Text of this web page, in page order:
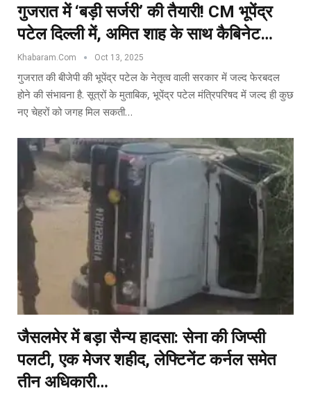
गुजरात में ‘बड़ी सर्जरी’ की तैयारी! CM भूपेंद्र
पटेल दिल्ली में, अमित शाह के साथ कैबिनेट…
Khabaram.Com Oct 13, 2025
गुजरात की बीजेपी की भूपेंद्र पटेल के नेतृत्व वाली सरकार में जल्द फेरबदल
होने की संभावना है. सूत्रों के मुताबिक, भूपेंद्र पटेल मंत्रिपरिषद में जल्द ही कुछ
नए चेहरों को जगह मिल सकती…
जैसलमेर में बड़ा सैन्य हादसा: सेना की जिप्सी
पलटी, एक मेजर शहीद, लेफ्टिनेंट कर्नल समेत
तीन अधिकारी…